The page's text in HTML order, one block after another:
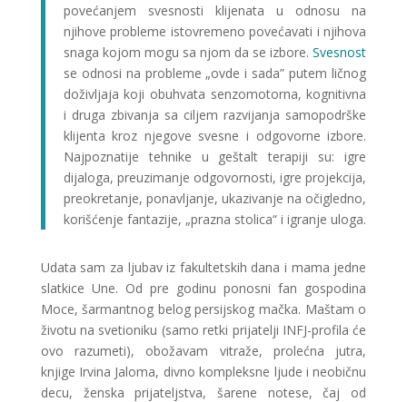
povećanjem svesnosti klijenata u odnosu na
njihove probleme istovremeno povećavati i njihova
snaga kojom mogu sa njom da se izbore.Svesnost
se odnosi na probleme „ovde i sada” putem ličnog
doživljaja koji obuhvata senzomotorna, kognitivna
i druga zbivanja sa ciljem razvijanja samopodrške
klijenta kroz njegove svesne i odgovorne izbore.
Najpoznatije tehnike u geštalt terapiji su: igre
dijaloga, preuzimanje odgovornosti, igre projekcija,
preokretanje, ponavljanje, ukazivanje na očigledno,
korišćenje fantazije, „prazna stolica“ i igranje uloga.
Udata sam za ljubav iz fakultetskih dana i mama jedne
slatkice Une. Od pre godinu ponosni fan gospodina
Moce, šarmantnog belog persijskog mačka. Maštam o
životu na svetioniku (samo retki prijatelji INFJ-profila će
ovo razumeti), obožavam vitraže, prolećna jutra,
knjige Irvina Jaloma, divno kompleksne ljude i neobičnu
decu, ženska prijateljstva, šarene notese, čaj od